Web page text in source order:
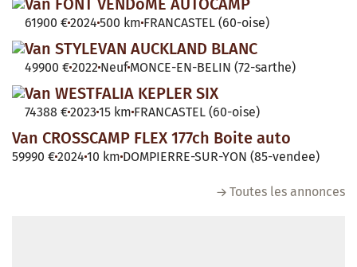
61900 €2024 500 km FRANCASTEL (60-oise)
Van STYLEVAN AUCKLAND BLANC
49900 €2022 Neuf MONCE-EN-BELIN (72-sarthe)
Van WESTFALIA KEPLER SIX
74388 €2023 15 km FRANCASTEL (60-oise)
Van CROSSCAMP FLEX 177ch Boite auto
59990 €2024 10 km DOMPIERRE-SUR-YON (85-vendee)
Toutes les annonces